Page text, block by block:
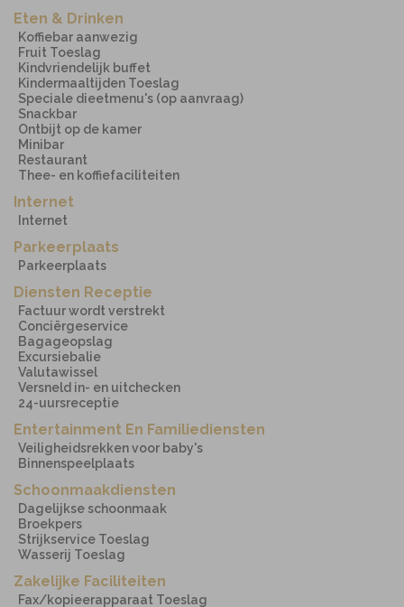
Eten & Drinken
Koffiebar aanwezig
Fruit Toeslag
Kindvriendelijk buffet
Kindermaaltijden Toeslag
Speciale dieetmenu's (op aanvraag)
Snackbar
Ontbijt op de kamer
Minibar
Restaurant
Thee- en koffiefaciliteiten
Internet
Internet
Parkeerplaats
Parkeerplaats
Diensten Receptie
Factuur wordt verstrekt
Conciërgeservice
Bagageopslag
Excursiebalie
Valutawissel
Versneld in- en uitchecken
24-uursreceptie
Entertainment En Familiediensten
Veiligheidsrekken voor baby's
Binnenspeelplaats
Schoonmaakdiensten
Dagelijkse schoonmaak
Broekpers
Strijkservice Toeslag
Wasserij Toeslag
Zakelijke Faciliteiten
Fax/kopieerapparaat Toeslag